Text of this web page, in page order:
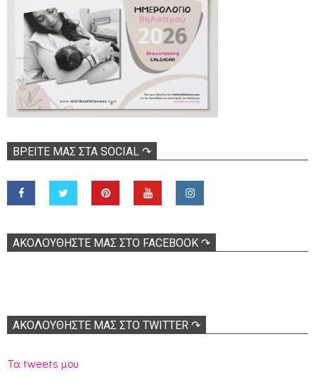
ΒΡΕΊΤΕ ΜΑΣ ΣΤΑ SOCIAL ↷
ΑΚΟΛOΥΘΉΣΤΕ ΜΑΣ ΣΤΟ FACEBOOK ↷
ΑΚΟΛΟΥΘΉΣΤΕ ΜΑΣ ΣΤΟ TWITTER ↷
Τα tweets μου